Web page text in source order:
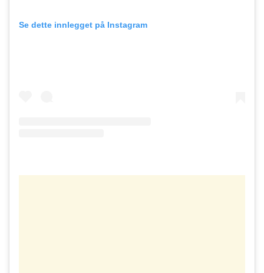
Se dette innlegget på Instagram